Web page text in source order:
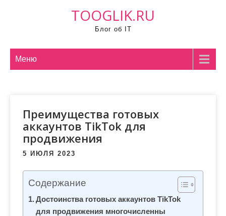
TOOGLIK.RU
Блог об IT
Меню
Преимущества готовых
аккаунтов TikTok для
продвижения
5 ИЮЛЯ 2023
Содержание
Достоинства готовых аккаунтов TikTok
для продвижения многочисленны